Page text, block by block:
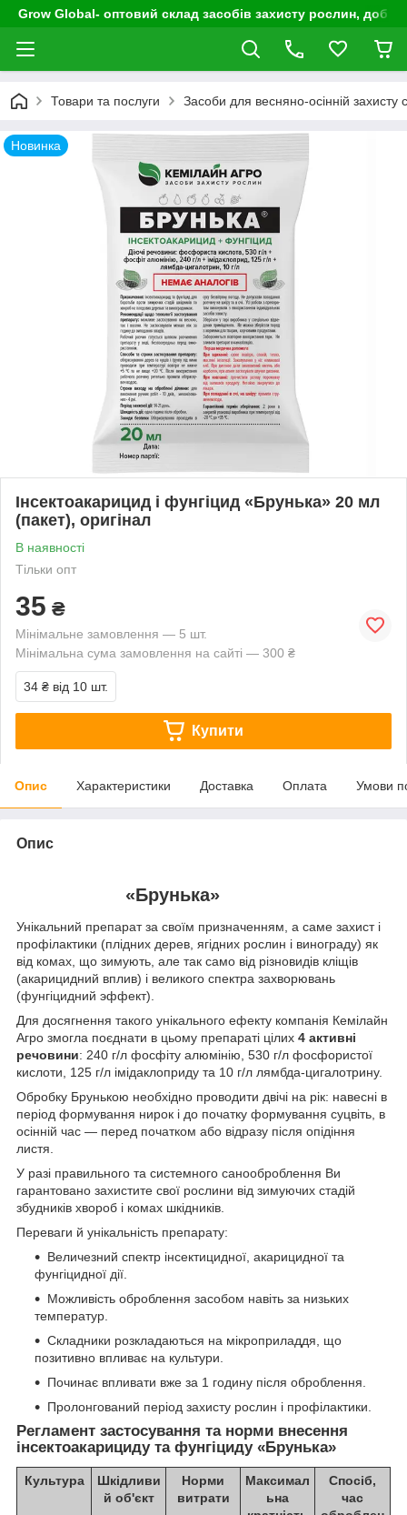
Grow Global- оптовий склад засобів захисту рослин,
Товари та послуги Засоби для весняно-осінній захисту
Новинка
Інсектоакарицид і фунгіцид «Брунька» 20 мл
(пакет), оригінал
В наявності
Тільки опт
35 ₴
Мінімальне замовлення — 5 шт.
Мінімальна сума замовлення на сайті — 300 ₴
34 ₴ від 10 шт.
Купити
Опис Характеристики Доставка Оплата Умови
Опис
«Брунька»
Унікальний препарат за своїм призначенням, а саме захист і
профілактики (плідних дерев, ягідних рослин і винограду) як
від комах, що зимують, але так само від різновидів кліщів
(акарицидний вплив) і великого спектра захворювань
(фунгіцидний эффект).
Для досягнення такого унікального ефекту компанія Кемілайн
Агро змогла поєднати в цьому препараті цілих 4 активні
речовини: 240 г/л фосфіту алюмінію, 530 г/л фосфористої
кислоти, 125 г/л імідаклоприду та 10 г/л лямбда-цигалотрину.
Обробку Брунькою необхідно проводити двічі на рік: навесні в
період формування нирок і до початку формування суцвіть, в
осінній час — перед початком або відразу після опідіння
листя.
У разі правильного та системного санооброблення Ви
гарантовано захистите свої рослини від зимуючих стадій
збудників хвороб і комах шкідників.
Переваги й унікальність препарату:
Величезний спектр інсектицидної, акарицидної та
фунгіцидної дії.
Можливість оброблення засобом навіть за низьких
температур.
Складники розкладаються на мікроприладдя, що
позитивно впливає на культури.
Починає впливати вже за 1 годину після оброблення.
Пролонгований період захисту рослин і профілактики.
Регламент застосування та норми внесення
інсектоакарициду та фунгіциду «Брунька»
Культура
Шкідливи
й об'єкт
Норми
витрати
Максимал
ьна
Спосіб,
час